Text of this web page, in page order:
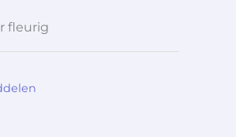
fleurig